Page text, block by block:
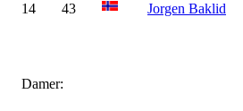
14 43 Jorgen Baklid
Damer: